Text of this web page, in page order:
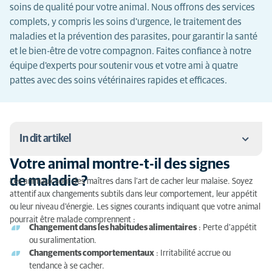
soins de qualité pour votre animal. Nous offrons des services
complets, y compris les soins d'urgence, le traitement des
maladies et la prévention des parasites, pour garantir la santé
et le bien-être de votre compagnon. Faites confiance à notre
équipe d'experts pour soutenir vous et votre ami à quatre
pattes avec des soins vétérinaires rapides et efficaces.
In dit artikel
Votre animal montre-t-il des signes de maladie ?
Que faire en cas d'urgence ?
Que faire en cas de parasites ?
Conseils pour communiquer avec le vétérinaire si
vous ne parlez pas anglais ou néerlandais
Votre animal montre-t-il des signes
de maladie ?
Les animaux sont des maîtres dans l'art de cacher leur malaise. Soyez
attentif aux changements subtils dans leur comportement, leur appétit
ou leur niveau d'énergie. Les signes courants indiquant que votre animal
pourrait être malade comprennent :
Changement dans les habitudes alimentaires : Perte d'appétit
ou suralimentation.
Changements comportementaux : Irritabilité accrue ou
tendance à se cacher.